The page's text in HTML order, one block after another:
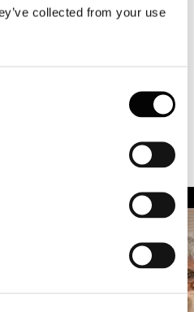
collected from your use
2026: l'intervista al
Lorenzo Poli
2026